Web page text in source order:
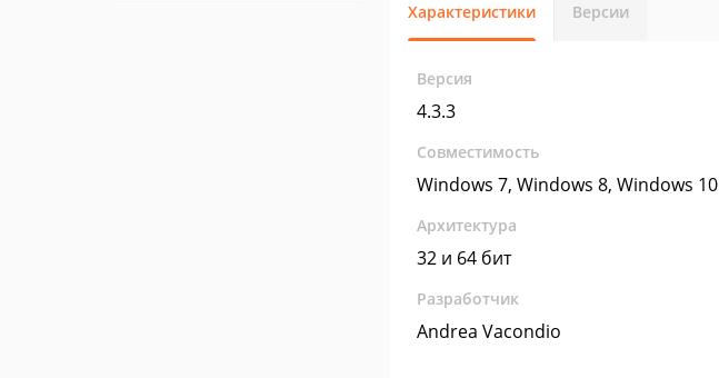
Характеристики Версии
Версия
4.3.3
Совместимость
Windows 7, Windows 8, Windows 10
Архитектура
32 и 64 бит
Разработчик
Andrea Vacondio